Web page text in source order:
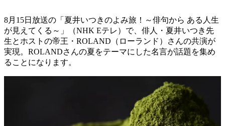
8月15日放送の「夏井いつきのよみ旅！～俳句から ある人生
が見えてくる～」（NHK Eテレ）で、俳人・夏井いつき先
生とホストの帝王・ROLAND（ローランド）さんの共演が
実現。ROLANDさんの夏をテーマにした名言が話題を集め
ることになります。